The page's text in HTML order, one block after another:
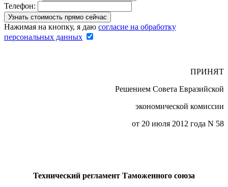
Телефон:
Нажимая на кнопку, я даю согласие на обработку
персональных данных
ПРИНЯТ
Решением Совета Евразийской
экономической комиссии
от 20 июля 2012 года N 58
Технический регламент Таможенного союза